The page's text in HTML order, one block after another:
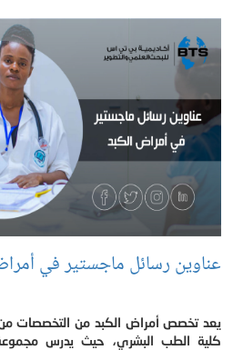
عناوين رسائل ماجستير في
يعد تخصص أمراض الكبد من التخصصات
كلية الطب البشري، حيث يدرس